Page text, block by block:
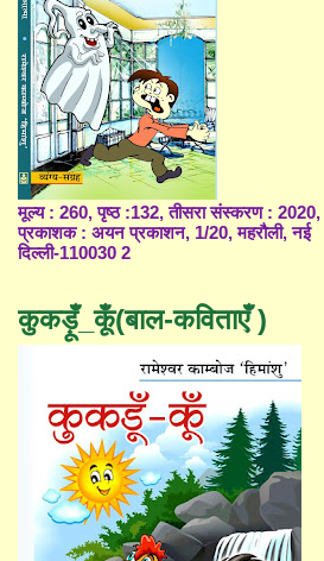
मूल्य : 260, पृष्ठ :132, तीसरा संस्करण : 2020,
प्रकाशक : अयन प्रकाशन, 1/20, महरौली, नई
दिल्ली-110030 2
कुकड़ूँ_कूँ(बाल-कविताएँ )